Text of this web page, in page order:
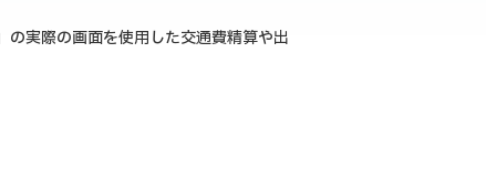
の実際の画面を使用した交通費精算や出